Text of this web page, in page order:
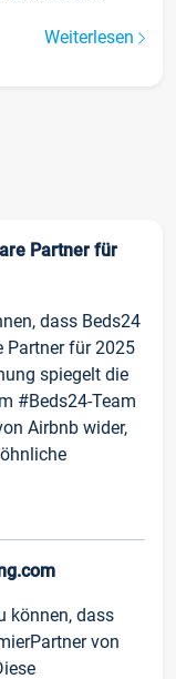
Weiterlesen
Partner für
dass Beds24
Partner für 2025
spiegelt die
#Beds24-Team
Airbnb wider,
können, dass
von